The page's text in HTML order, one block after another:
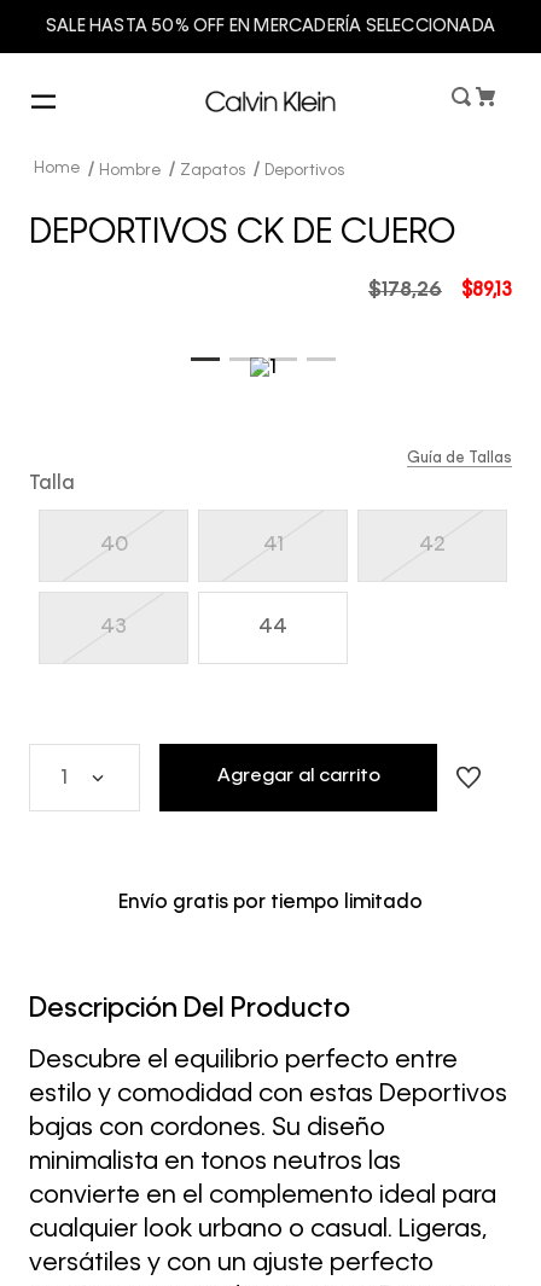
SALE HASTA 50% OFF EN MERCADERÍA SELECCIONADA
Hombre Zapatos Deportivos
DEPORTIVOS CK DE CUERO
$89,13
$178,26
Talla
40 41 42
43 44
Guía de Tallas
Agregar al carrito
Envío gratis por tiempo limitado
Descripción Del Producto
Descubre el equilibrio perfecto entre
estilo y comodidad con estas Deportivos
bajas con cordones. Su diseño
minimalista en tonos neutros las
convierte en el complemento ideal para
cualquier look urbano o casual. Ligeras,
versátiles y con un ajuste perfecto